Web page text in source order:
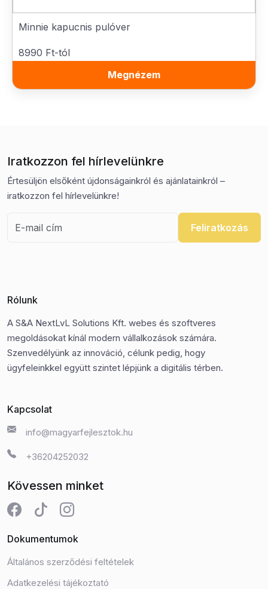
Minnie kapucnis pulóver
8990 Ft-tól
Megnézem
Iratkozzon fel hírlevelünkre
Értesüljön elsőként újdonságainkról és ajánlatainkról –
iratkozzon fel hírlevelünkre!
Feliratkozás
Rólunk
A S&A NextLvL Solutions Kft. webes és szoftveres
megoldásokat kínál modern vállalkozások számára.
Szenvedélyünk az innováció, célunk pedig, hogy
ügyfeleinkkel együtt szintet lépjünk a digitális térben.
Kapcsolat
info@magyarfejlesztok.hu
+36204252032
Kövessen minket
Dokumentumok
Általános szerződési feltételek
Adatkezelési tájékoztató